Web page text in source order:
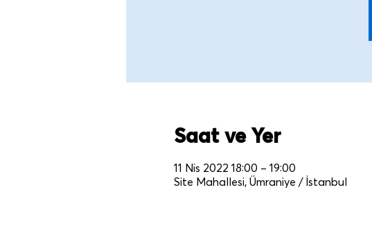
Saat ve Yer
11 Nis 2022 18:00 – 19:00
Site Mahallesi, Ümraniye / İstanbul